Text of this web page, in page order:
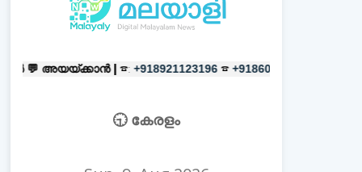
| ☎: +918921123196 ☎ +918606657037 പരസ്യങ്ങൾക്ക്
🕤 കേരളം